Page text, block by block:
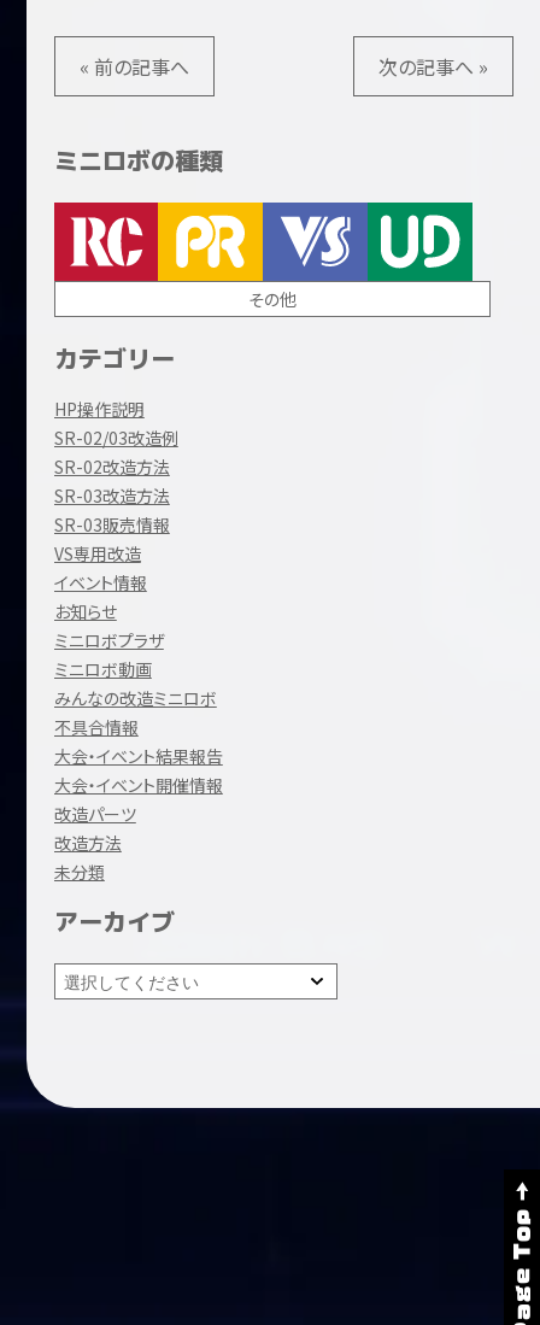
« 前の記事へ 次の記事へ »
ミニロボの種類
その他
カテゴリー
HP操作説明
SR-02/03改造例
SR-02改造方法
SR-03改造方法
SR-03販売情報
VS専用改造
イベント情報
お知らせ
ミニロボプラザ
ミニロボ動画
みんなの改造ミニロボ
不具合情報
大会・イベント結果報告
大会・イベント開催情報
改造パーツ
改造方法
未分類
アーカイブ
Page Top →